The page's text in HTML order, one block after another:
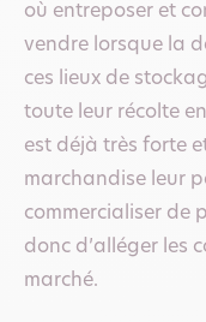
où entreposer et
vendre lorsque la
ces lieux de
toute leur récolte
est déjà très forte
marchandise leur
commercialiser de
donc d’alléger les
marché.